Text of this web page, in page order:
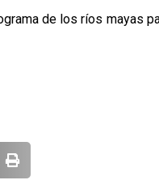
de los ríos mayas